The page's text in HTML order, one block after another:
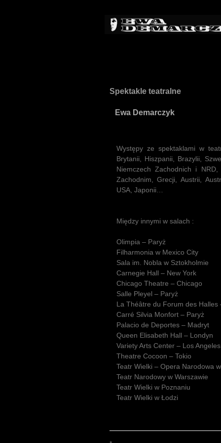
Spektakle teatralne
Ewa Demarczyk
Występy ze spektaklami w
Brytanii, Hiszpanii, Brazylii,
Niemczech Zachodnich i
Zachodnim, Grecji, Austrii,
USA, Japonii…
Między innymi w salach :
Olimpia – Paryż
Filharmonia w Mexico City
Sala im. Nobla w Sztokholmie
Carnegie Hall – New York
Chicago Theatre – Chicago
Salle Pleyel – Paryż
La Théâtre du Forum des Halles
Carré Silvia Monfort – Paryż
Palacio de Deportes – Madryt
Queen Elisabeth Hall – Londyn
Variety Arts Center – Los Angeles
Theatre Cocoon – Tokio
Teatr Wielki – Opera Narodowa
Teatr Narodowy w Warszawie
Teatr Wielki w Poznaniu
Teatr Wielki w Łodzi